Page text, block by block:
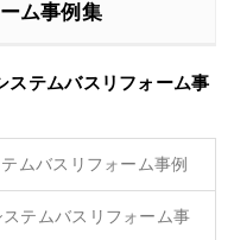
ム事例集
ステムバスリフォーム事
ムバスリフォーム事例
テムバスリフォーム事